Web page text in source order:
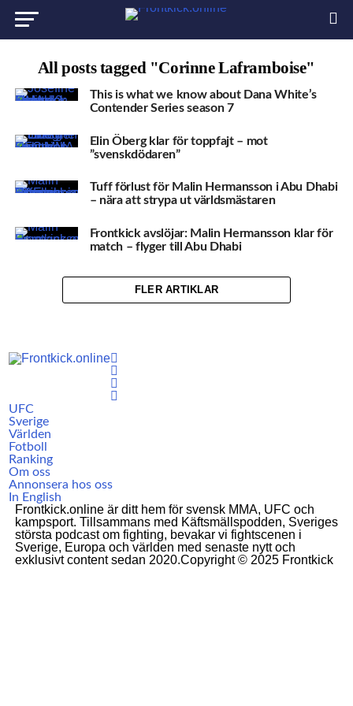
All posts tagged "Corinne Laframboise"
This is what we know about Dana White’s
Contender Series season 7
Elin Öberg klar för toppfajt – mot
”svenskdödaren”
Tuff förlust för Malin Hermansson i Abu Dhabi
– nära att strypa ut världsmästaren
Frontkick avslöjar: Malin Hermansson klar för
match – flyger till Abu Dhabi
FLER ARTIKLAR
UFC
Sverige
Världen
Fotboll
Ranking
Om oss
Annonsera hos oss
In English
Frontkick.online är ditt hem för svensk MMA, UFC och
kampsport. Tillsammans med Käftsmällspodden, Sveriges
största podcast om fighting, bevakar vi fightscenen i
Sverige, Europa och världen med senaste nytt och
exklusivt content sedan 2020.Copyright © 2025 Frontkick